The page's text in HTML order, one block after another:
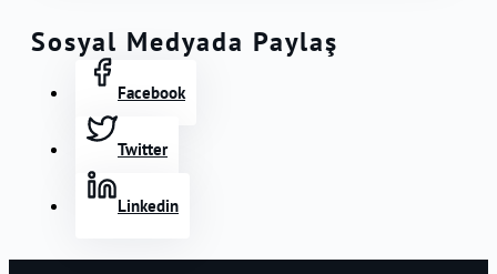
Sosyal Medyada Paylaş
Facebook
Twitter
Linkedin